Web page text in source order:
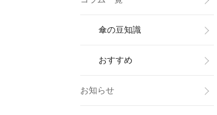
傘の豆知識
おすすめ
お知らせ